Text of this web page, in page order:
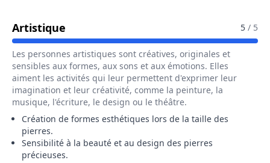
Artistique Pour Le Métier De Lapidaire / 5 / 5
Les personnes artistiques sont créatives, originales et
sensibles aux formes, aux sons et aux émotions. Elles
aiment les activités qui leur permettent d'exprimer leur
imagination et leur créativité, comme la peinture, la
musique, l'écriture, le design ou le théâtre.
Création de formes esthétiques lors de la taille des
pierres.
Sensibilité à la beauté et au design des pierres
précieuses.